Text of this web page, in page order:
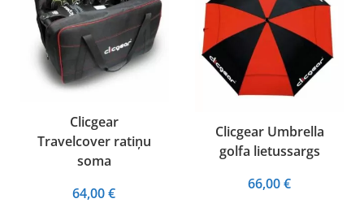
Clicgear
Travelcover ratiņu
soma
64,00€
Clicgear Umbrella
golfa lietussargs
66,00€